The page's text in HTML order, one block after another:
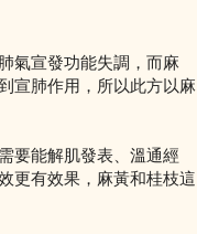
氣宣發功能失調，而麻
宣肺作用，所以此方以麻
要能解肌發表、溫通經
更有效果，麻黃和桂枝這